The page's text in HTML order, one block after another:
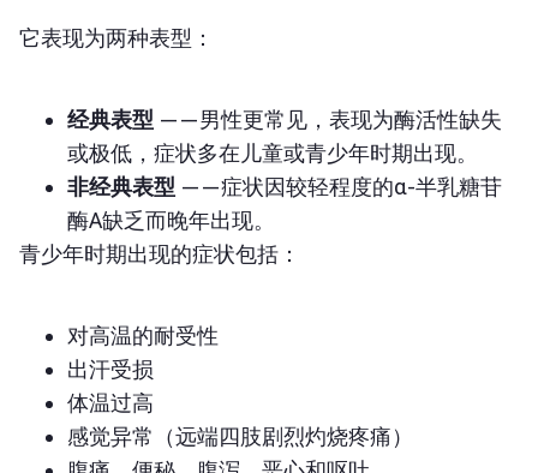
它表现为两种表型：
经典表型 ——男性更常见，表现为酶活性缺失
或极低，症状多在儿童或青少年时期出现。
非经典表型 ——症状因较轻程度的α-半乳糖苷
酶A缺乏而晚年出现。
青少年时期出现的症状包括：
对高温的耐受性
出汗受损
体温过高
感觉异常（远端四肢剧烈灼烧疼痛）